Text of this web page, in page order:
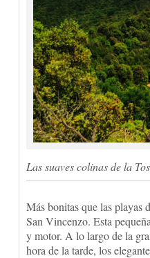
Las suaves colinas de la
Más bonitas que las playas
San Vincenzo. Esta
y motor. A lo largo de la
hora de la tarde, los